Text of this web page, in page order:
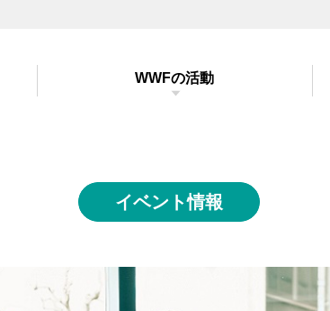
WWFの活動
イベント情報